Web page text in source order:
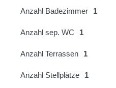
Anzahl Badezimmer 1
Anzahl sep. WC 1
Anzahl Terrassen 1
Anzahl Stellplätze 1